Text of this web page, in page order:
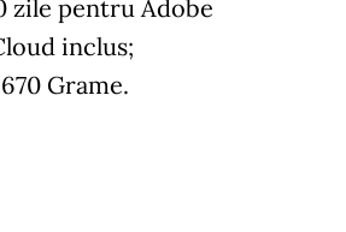
zile pentru Adobe
inclus;
Grame.